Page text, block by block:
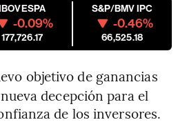
-0.09%
177,726.17
S&P/BMV IPC
-0.46%
66,525.18
objetivo de ganancias
decepción para el
de los inversores.